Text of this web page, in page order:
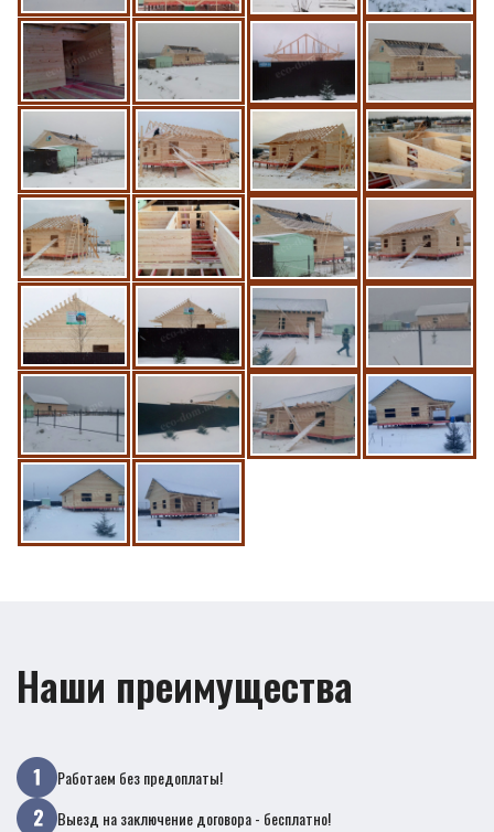
Наши преимущества
Работаем без предоплаты!
Выезд на заключение договора - бесплатно!